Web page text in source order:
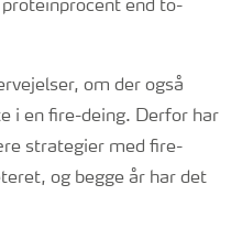
end to-
om der også
i en fire-deing. Derfor har
strategier med fire-
og begge år har det